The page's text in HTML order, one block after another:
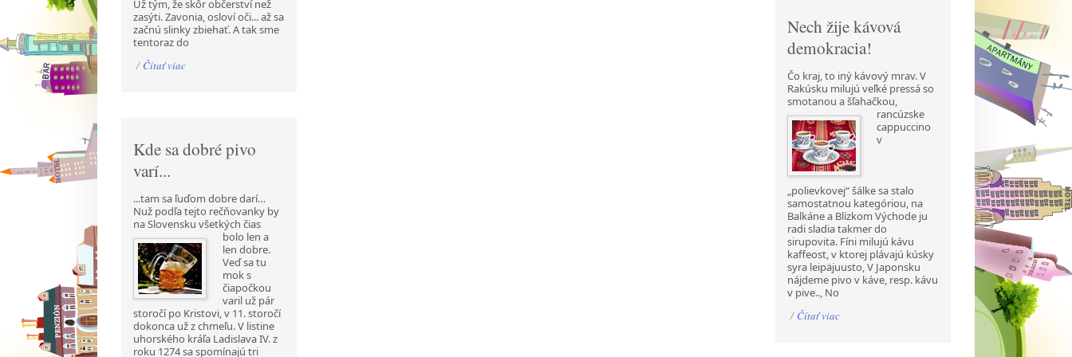
Už tým, že skôr občerství než
zasýti. Zavonia, osloví oči... až sa
začnú slinky zbiehať. A tak sme
tentoraz do
/ Čítať viac
Kde sa dobré pivo
varí...
...tam sa ľuďom dobre darí…
Nuž podľa tejto rečňovanky by
na Slovensku všetkých čias
bolo len a
len dobre.
Veď sa tu
mok s
čiapočkou
varil už pár
storočí po Kristovi, v 11. storočí
dokonca už z chmeľu. V listine
uhorského kráľa Ladislava IV. z
roku 1274 sa spomínajú tri
Nech žije kávová
demokracia!
Čo kraj, to iný kávový mrav. V
Rakúsku milujú veľké pressá so
smotanou a šľahačkou,
rancúzske
cappuccino
v
„polievkovej“ šálke sa stalo
samostatnou kategóriou, na
Balkáne a Blízkom Východe ju
radi sladia takmer do
sirupovita. Fíni milujú kávu
kaffeost, v ktorej plávajú kúsky
syra leipäjuusto, V Japonsku
nájdeme pivo v káve, resp. kávu
v pive.., No
/ Čítať viac